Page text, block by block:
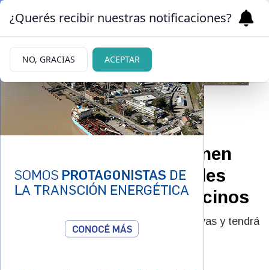
Carta Orgánica: proponen
talleres y nuevos canales
para escuchar a los vecinos
El proceso incluirá instancias participativas y tendrá
como fecha límite el 21 de octubre.
¿Querés recibir nuestras notificaciones?
NO, GRACIAS ACEPTAR